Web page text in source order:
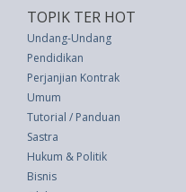
TOPIK TER HOT
Undang-Undang
Pendidikan
Perjanjian Kontrak
Umum
Tutorial / Panduan
Sastra
Hukum & Politik
Bisnis